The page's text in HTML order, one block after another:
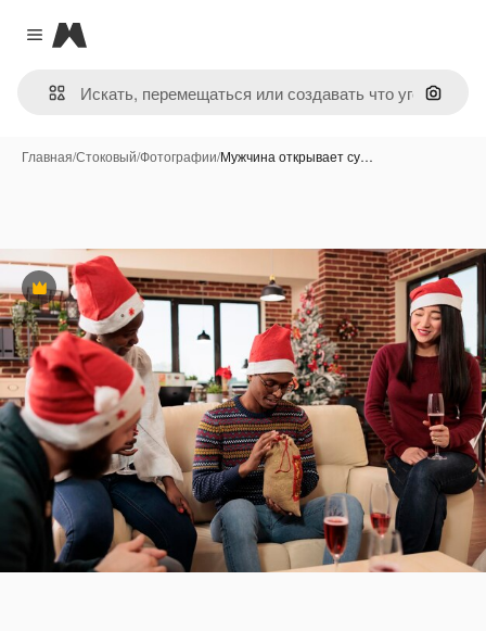
Close menu
Magnific
Поиск
Главная/Стоковый/Фотографии/Мужчина открывает су…
Премиум